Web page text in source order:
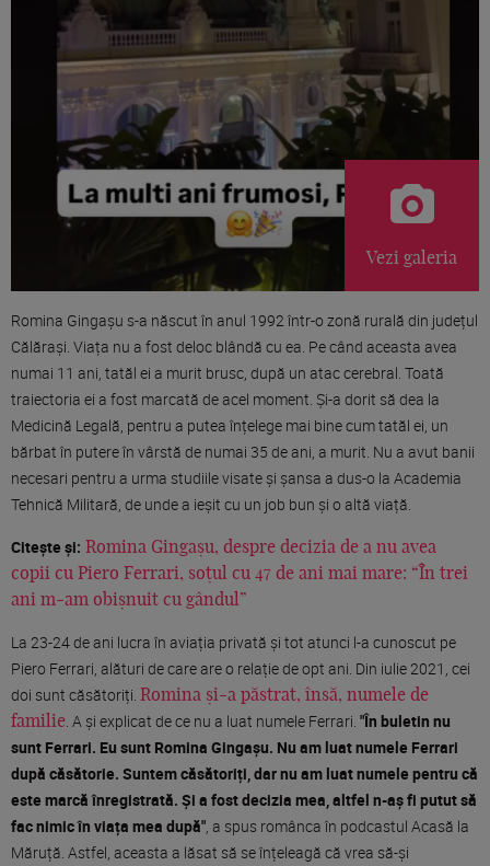
Vezi galeria
Romina Gingașu s-a născut în anul 1992 într-o zonă rurală din județul
Călărași. Viața nu a fost deloc blândă cu ea. Pe când aceasta avea
numai 11 ani, tatăl ei a murit brusc, după un atac cerebral. Toată
traiectoria ei a fost marcată de acel moment. Și-a dorit să dea la
Medicină Legală, pentru a putea înțelege mai bine cum tatăl ei, un
bărbat în putere în vârstă de numai 35 de ani, a murit. Nu a avut banii
necesari pentru a urma studiile visate și șansa a dus-o la Academia
Tehnică Militară, de unde a ieșit cu un job bun și o altă viață.
Citește și: Romina Gingașu, despre decizia de a nu avea
copii cu Piero Ferrari, soțul cu 47 de ani mai mare: “În trei
ani m-am obișnuit cu gândul”
La 23-24 de ani lucra în aviația privată și tot atunci l-a cunoscut pe
Piero Ferrari, alături de care are o relație de opt ani. Din iulie 2021, cei
doi sunt căsătoriți. Romina și-a păstrat, însă, numele de
familie. A și explicat de ce nu a luat numele Ferrari. "În buletin nu
sunt Ferrari. Eu sunt Romina Gingașu. Nu am luat numele Ferrari
după căsătorie. Suntem căsătoriți, dar nu am luat numele pentru că
este marcă înregistrată. Și a fost decizia mea, altfel n-aș fi putut să
fac nimic în viața mea după", a spus românca în podcastul Acasă la
Măruță. Astfel, aceasta a lăsat să se înțeleagă că vrea să-și